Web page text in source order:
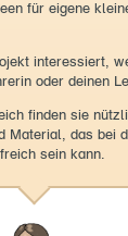
für eigene
interessiert,
oder deinen
finden sie
Material, das bei
sein kann.